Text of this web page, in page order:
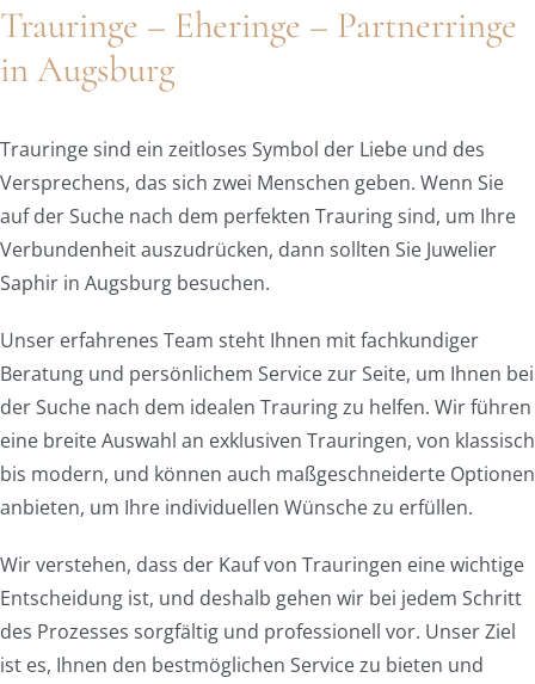
Trauringe – Eheringe – Partnerringe
in Augsburg
Trauringe sind ein zeitloses Symbol der Liebe und des
Versprechens, das sich zwei Menschen geben. Wenn Sie
auf der Suche nach dem perfekten Trauring sind, um Ihre
Verbundenheit auszudrücken, dann sollten Sie Juwelier
Saphir in Augsburg besuchen.
Unser erfahrenes Team steht Ihnen mit fachkundiger
Beratung und persönlichem Service zur Seite, um Ihnen bei
der Suche nach dem idealen Trauring zu helfen. Wir führen
eine breite Auswahl an exklusiven Trauringen, von klassisch
bis modern, und können auch maßgeschneiderte Optionen
anbieten, um Ihre individuellen Wünsche zu erfüllen.
Wir verstehen, dass der Kauf von Trauringen eine wichtige
Entscheidung ist, und deshalb gehen wir bei jedem Schritt
des Prozesses sorgfältig und professionell vor. Unser Ziel
ist es, Ihnen den bestmöglichen Service zu bieten und